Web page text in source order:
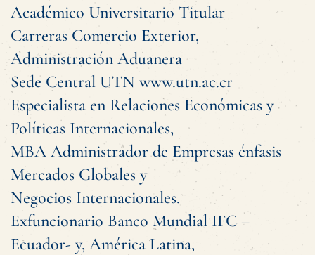
Académico Universitario Titular
Carreras Comercio Exterior,
Administración Aduanera
Sede Central UTN www.utn.ac.cr
Especialista en Relaciones Económicas y
Políticas Internacionales,
MBA Administrador de Empresas énfasis
Mercados Globales y
Negocios Internacionales.
Exfuncionario Banco Mundial IFC –
Ecuador- y, América Latina,